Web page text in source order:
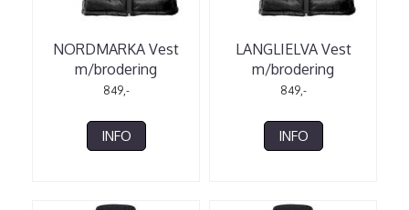
NORDMARKA Vest
m/brodering
849,-
INFO
LANGLIELVA Vest
m/brodering
849,-
INFO